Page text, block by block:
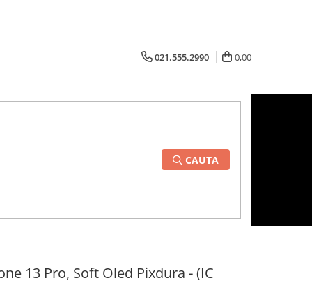
021.555.2990 0,00
CAUTA
13 Pro, Soft Oled Pixdura - (IC